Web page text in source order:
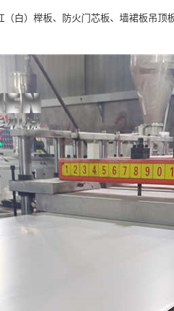
白）榉板、防火门芯板、墙裙板吊顶